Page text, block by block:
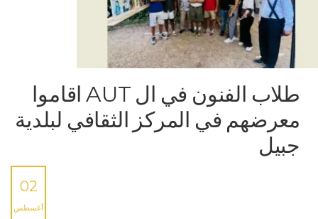
طلاب الفنون في ال AUT اقاموا
معرضهم في المركز الثقافي لبلدية
جبيل
02
أغسطس